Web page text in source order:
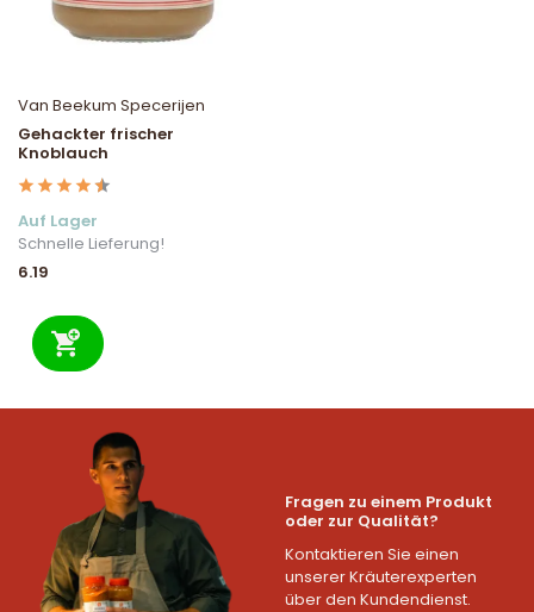
Van Beekum Specerijen
Gehackter frischer
Knoblauch
Auf Lager
Schnelle Lieferung!
6.19
Fragen zu einem Produkt
oder zur Qualität?
Kontaktieren Sie einen
unserer Kräuterexperten
über den Kundendienst.